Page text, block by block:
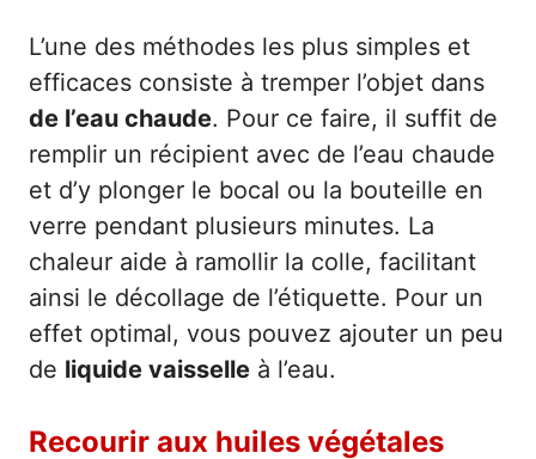
L’une des méthodes les plus simples et
efficaces consiste à tremper l’objet dans
de l’eau chaude. Pour ce faire, il suffit de
remplir un récipient avec de l’eau chaude
et d’y plonger le bocal ou la bouteille en
verre pendant plusieurs minutes. La
chaleur aide à ramollir la colle, facilitant
ainsi le décollage de l’étiquette. Pour un
effet optimal, vous pouvez ajouter un peu
de liquide vaisselle à l’eau.
Recourir aux huiles végétales